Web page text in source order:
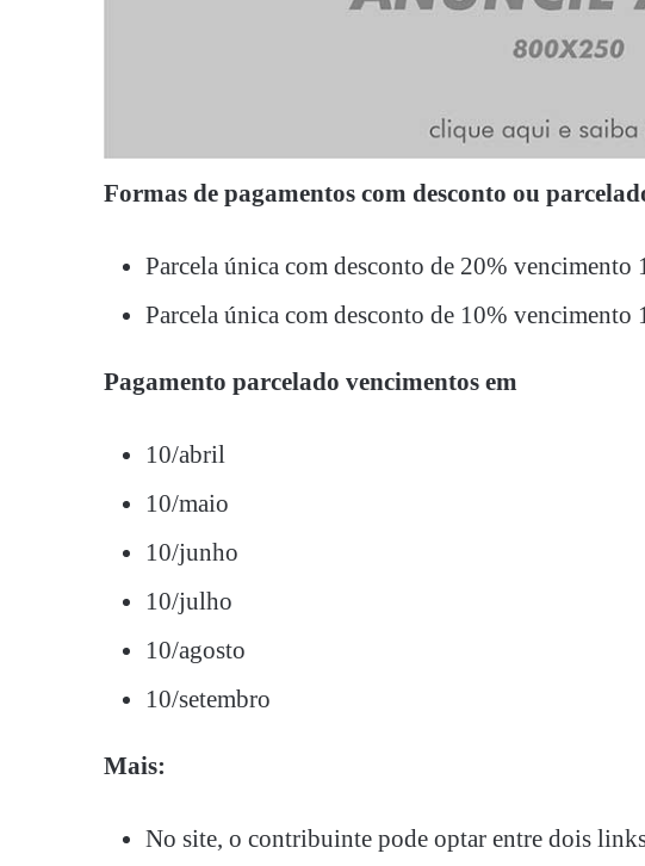
Formas de pagamentos com desconto ou
Parcela única com desconto de 20% vencimento
Parcela única com desconto de 10% vencimento
Pagamento parcelado vencimentos em
10/abril
10/maio
10/junho
10/julho
10/agosto
10/setembro
Mais:
No site, o contribuinte pode optar entre dois